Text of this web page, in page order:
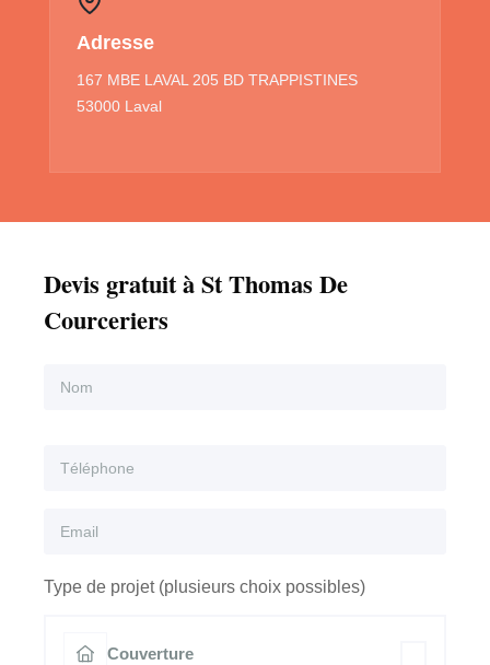
Adresse
167 MBE LAVAL 205 BD TRAPPISTINES
53000 Laval
Devis gratuit à St Thomas De
Courceriers
Type de projet (plusieurs choix possibles)
Couverture